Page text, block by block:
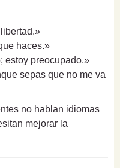
haces.»
estoy preocupado.»
sepas que no me va
no hablan idiomas
mejorar la